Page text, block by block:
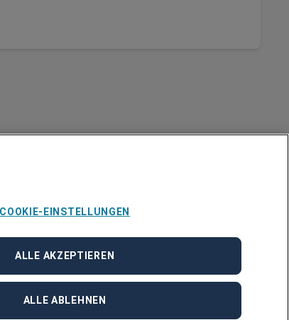
Über Adecco
ÜBER UNS
BLOG
PRESSE
COOKIE-EINSTELLUNGEN
ALLE ABLEHNEN
ALLE AKZEPTIEREN